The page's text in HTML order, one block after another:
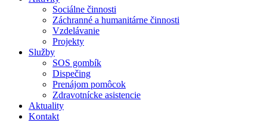
Sociálne činnosti
Záchranné a humanitárne činnosti
Vzdelávanie
Projekty
Služby
SOS gombík
Dispečing
Prenájom pomôcok
Zdravotnícke asistencie
Aktuality
Kontakt